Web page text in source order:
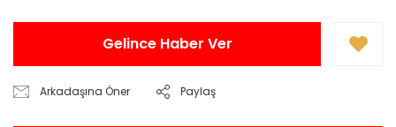
Gelince Haber Ver
Arkadaşına Öner Paylaş